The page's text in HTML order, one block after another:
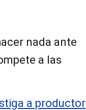
nada ante
a las
a productor